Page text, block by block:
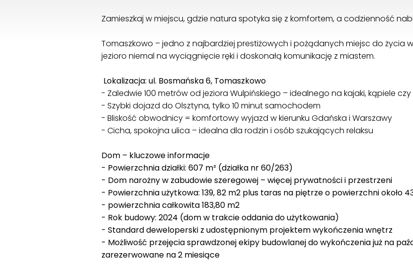
Zamieszkaj w miejscu, gdzie natura spotyka się z komfortem, a codzienność
Tomaszkowo – jedno z najbardziej prestiżowych i pożądanych miejsc do życia
jezioro niemal na wyciągnięcie ręki i doskonałą komunikację z miastem.
Lokalizacja: ul. Bosmańska 6, Tomaszkowo
- Zaledwie 100 metrów od jeziora Wulpińskiego – idealnego na kajaki, kąpiele
- Szybki dojazd do Olsztyna, tylko 10 minut samochodem
- Bliskość obwodnicy = komfortowy wyjazd w kierunku Gdańska i Warszawy
- Cicha, spokojna ulica – idealna dla rodzin i osób szukających relaksu
Dom – kluczowe informacje
- Powierzchnia działki: 607 m² (działka nr 60/263)
- Dom narożny w zabudowie szeregowej – więcej prywatności i przestrzeni
- Powierzchnia użytkowa: 139, 82 m2 plus taras na piętrze o powierzchni około
- powierzchnia całkowita 183,80 m2
- Rok budowy: 2024 (dom w trakcie oddania do użytkowania)
- Standard deweloperski z udostępnionym projektem wykończenia wnętrz
- Możliwość przejęcia sprawdzonej ekipy budowlanej do wykończenia już na
zarezerwowane na 2 miesiące